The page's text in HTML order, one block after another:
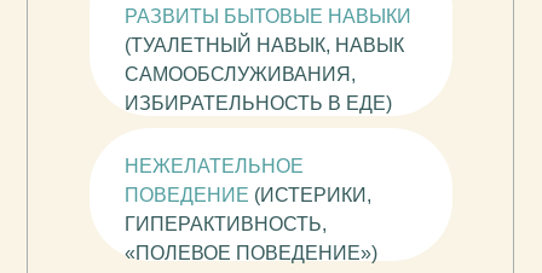
НЕЖЕЛАТЕЛЬНОЕ
ПОВЕДЕНИЕ (ИСТЕРИКИ,
ГИПЕРАКТИВНОСТЬ,
«ПОЛЕВОЕ ПОВЕДЕНИЕ»)
РАЗВИТЫ БЫТОВЫЕ НАВЫКИ
(ТУАЛЕТНЫЙ НАВЫК, НАВЫК
САМООБСЛУЖИВАНИЯ,
ИЗБИРАТЕЛЬНОСТЬ В ЕДЕ)